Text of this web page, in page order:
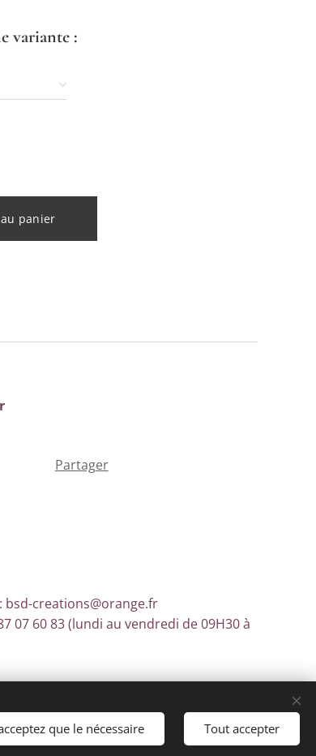
variante :
panier
Partager
: bsd-creations@orange.fr
07 60 83 (lundi au vendredi de 09H30 à
que le nécessaire Tout accepter